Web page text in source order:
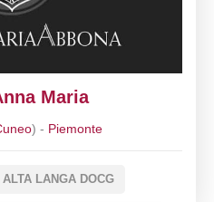
Maria
) - Piemonte
ALTA LANGA DOCG